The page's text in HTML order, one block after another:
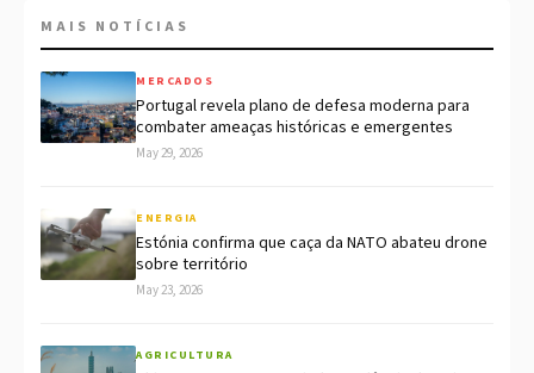
MAIS NOTÍCIAS
MERCADOS
Portugal revela plano de defesa moderna para
combater ameaças históricas e emergentes
May 29, 2026
ENERGIA
Estónia confirma que caça da NATO abateu drone
sobre território
May 23, 2026
AGRICULTURA